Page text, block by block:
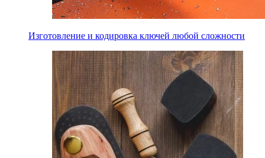
Изготовление и кодировка ключей любой сложности